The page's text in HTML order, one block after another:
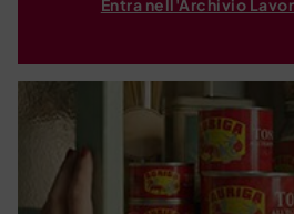
Entra nell'Archivio